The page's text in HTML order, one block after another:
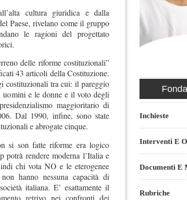
cultura giuridica e dalla
Paese, rivelano come il gruppo
le ragioni del progettato
delle riforme costituzionali”
43 articoli della Costituzione.
costituzionali tra cui: il pareggio
e le donne e il voto degli
maggioritario di
Dal 1990, infine, sono state
e abrogate cinque.
si son fatte riforme era logico
potrà rendere moderna l’Italia e
chi vota NO e le eterogenee
hanno nessuna capacità di
italiana. E’ esattamente il
retrivo nei confronti dei
Inchieste
Interventi E
Documenti E
Rubriche